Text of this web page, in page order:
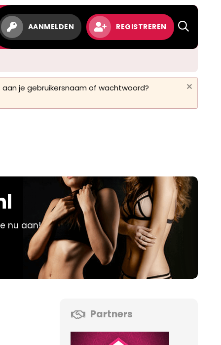
AANMELDEN REGISTREREN
je gebruikersnaam of wachtwoord?
nu aan!
Partners